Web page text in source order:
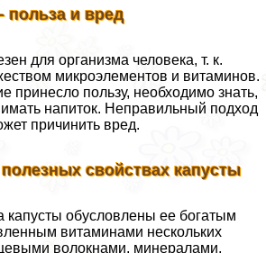
польза и вред
для организма человека, т. к.
микроэлементов и витаминов.
принесло пользу, необходимо знать,
напиток. Неправильный подход
причинить вред.
свойствах капусты
капусты обусловлены ее богатым
витаминами нескольких
волокнами, минералами,